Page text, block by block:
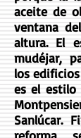
aceite de
ventana
altura. El
mudéjar,
los
es el estilo
Sanlúcar.